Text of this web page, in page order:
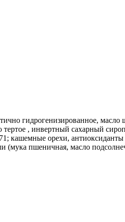
гидрогенизированное,
, инвертный сахарный
кашемные орехи,
пшеничная, масло